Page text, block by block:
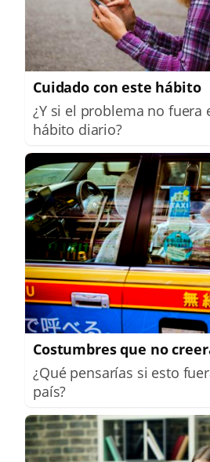
Cuidado con este hábito
¿Y si el problema no fuera
hábito diario?
Costumbres que no
¿Qué pensarías si esto
país?